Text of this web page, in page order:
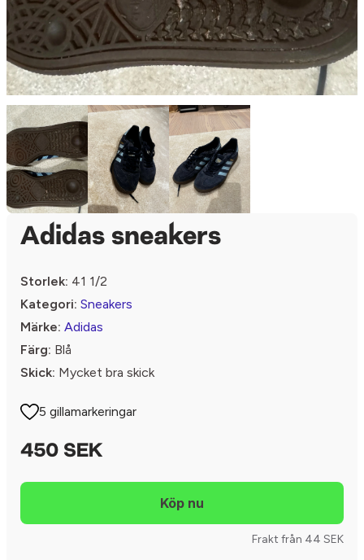
Adidas sneakers
Storlek: 41 1/2
Kategori: Sneakers
Märke: Adidas
Färg: Blå
Skick: Mycket bra skick
5 gillamarkeringar
450 SEK
Frakt från 44 SEK